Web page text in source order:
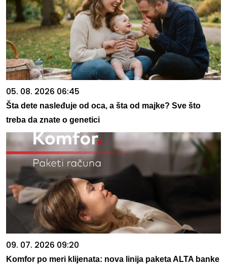
05. 08. 2026 06:45
Šta dete nasleđuje od oca, a šta od majke? Sve što
treba da znate o genetici
09. 07. 2026 09:20
Komfor po meri klijenata: nova linija paketa ALTA banke